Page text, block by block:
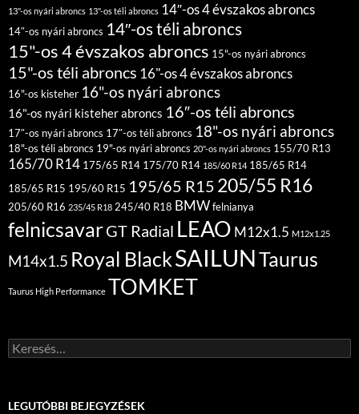
13"-os nyári abroncs 13"-os téli abroncs 14″-os 4 évszakos abroncs
14″-os nyári abroncs 14″-os téli abroncs
15"-os 4 évszakos abroncs 15"-os nyári abroncs
15"-os téli abroncs 16"-os 4 évszakos abroncs
16"-os kisteher 16"-os nyári abroncs
16"-os nyári kisteher abroncs 16″-os téli abroncs
17″-os nyári abroncs 17″-os téli abroncs 18"-os nyári abroncs
18"-os téli abroncs 19"-os nyári abroncs 20"-os nyári abroncs 155/70 R13
165/70 R14 175/65 R14 175/70 R14 185/60 R14 185/65 R14
185/65 R15 195/60 R15 195/65 R15 205/55 R16
205/60 R16 235/45 R18 245/40 R18 BMWfelnianya
felnicsavarGT Radial LEAO M12x1.5 M12x1.25
M14x1.5 Royal BlackSAILUNTaurus
Taurus High Performance TOMKET
Keresés:
LEGUTÓBBI BEJEGYZÉSEK